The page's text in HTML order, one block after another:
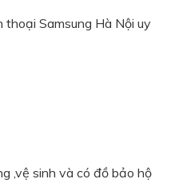
thoại Samsung Hà Nội uy
,vệ sinh và có đồ bảo hộ